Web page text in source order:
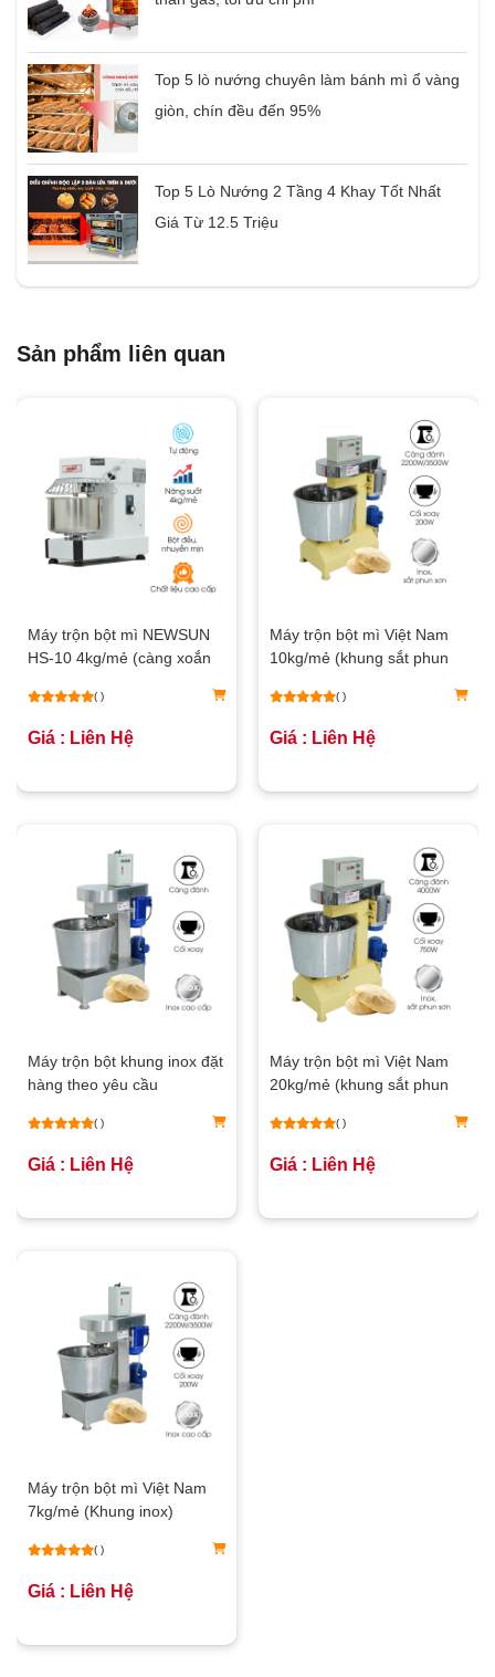
Top 5 lò nướng chuyên làm bánh mì ổ vàng
giòn, chín đều đến 95%
Top 5 Lò Nướng 2 Tầng 4 Khay Tốt Nhất
Giá Từ 12.5 Triệu
Sản phẩm liên quan
Máy trộn bột mì NEWSUN
HS-10 4kg/mẻ (càng xoắn
( )
Giá : Liên Hệ
Máy trộn bột mì Việt Nam
10kg/mẻ (khung sắt phun
( )
Giá : Liên Hệ
Máy trộn bột khung inox đặt
hàng theo yêu cầu
( )
Giá : Liên Hệ
Máy trộn bột mì Việt Nam
20kg/mẻ (khung sắt phun
( )
Giá : Liên Hệ
Máy trộn bột mì Việt Nam
7kg/mẻ (Khung inox)
( )
Giá : Liên Hệ